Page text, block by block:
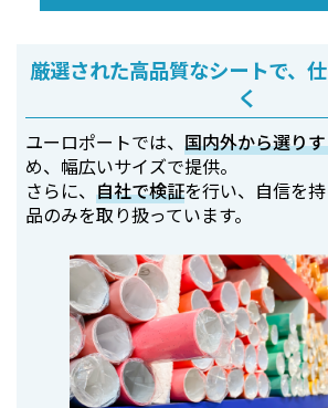
厳選された高品質なシートで、
く
ユーロポートでは、国内外から選り
め、幅広いサイズで提供。
さらに、自社で検証を行い、自信を
品のみを取り扱っています。